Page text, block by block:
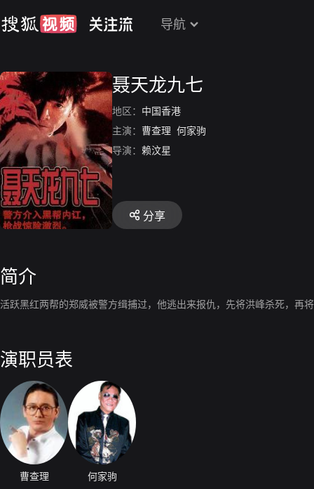
导航
聂天龙九七
地区： 中国香港
主演： 曹查理 何家驹
导演： 赖汶星
分享
简介
活跃黑红两帮的郑威被警方缉捕过，他逃出来报仇，先将洪峰杀死，再
演职员表
曹查理 何家驹